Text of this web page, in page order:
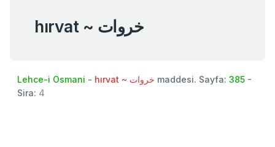
hırvat ~ خروات
Lehce-i Osmani - hırvat ~ خروات maddesi. Sayfa: 385 -
Sira: 4